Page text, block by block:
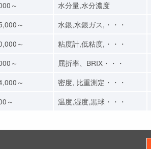
～
水分量,水分濃度
～
水銀,水銀ガス,・・・
～
粘度計,低粘度,・・・
～
屈折率、BRIX・・・
～
密度, 比重測定・・・
～ 温度,湿度,黒球・・・